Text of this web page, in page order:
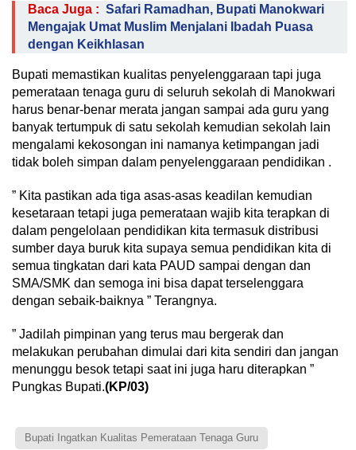
Baca Juga : Safari Ramadhan, Bupati Manokwari
Mengajak Umat Muslim Menjalani Ibadah Puasa
dengan Keikhlasan
Bupati memastikan kualitas penyelenggaraan tapi juga
pemerataan tenaga guru di seluruh sekolah di Manokwari
harus benar-benar merata jangan sampai ada guru yang
banyak tertumpuk di satu sekolah kemudian sekolah lain
mengalami kekosongan ini namanya ketimpangan jadi
tidak boleh simpan dalam penyelenggaraan pendidikan .
” Kita pastikan ada tiga asas-asas keadilan kemudian
kesetaraan tetapi juga pemerataan wajib kita terapkan di
dalam pengelolaan pendidikan kita termasuk distribusi
sumber daya buruk kita supaya semua pendidikan kita di
semua tingkatan dari kata PAUD sampai dengan dan
SMA/SMK dan semoga ini bisa dapat terselenggara
dengan sebaik-baiknya ” Terangnya.
” Jadilah pimpinan yang terus mau bergerak dan
melakukan perubahan dimulai dari kita sendiri dan jangan
menunggu besok tetapi saat ini juga haru diterapkan ”
Pungkas Bupati.(KP/03)
Bupati Ingatkan Kualitas Pemerataan Tenaga Guru